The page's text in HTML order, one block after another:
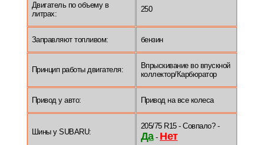
Двигатель по объему в
литрах:
250
Заправляют топливом: бензин
Принцип работы двигателя:
Впрыскивание во впускной
коллектор/Карбюратор
Привод у авто: Привод на все колеса
Шины у SUBARU:
205/75 R15 - Совпало? -
Да- Нет